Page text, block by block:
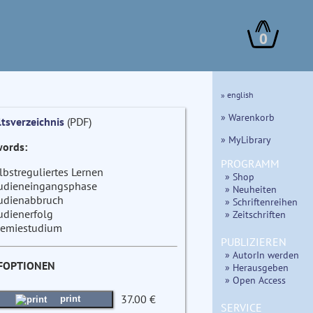
0
(PDF)
Lernen
print 37.00 €
» english
» Warenkorb
» MyLibrary
PROGRAMM
» Shop
» Neuheiten
» Schriftenreihen
» Zeitschriften
PUBLIZIEREN
» AutorIn werden
» Herausgeben
» Open Access
SERVICE